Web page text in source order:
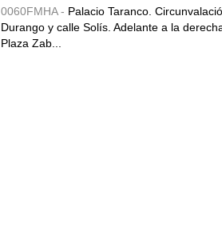
0060FMHA - Palacio Taranco.
Durango y calle Solís. Adelante a la
Plaza Zab...